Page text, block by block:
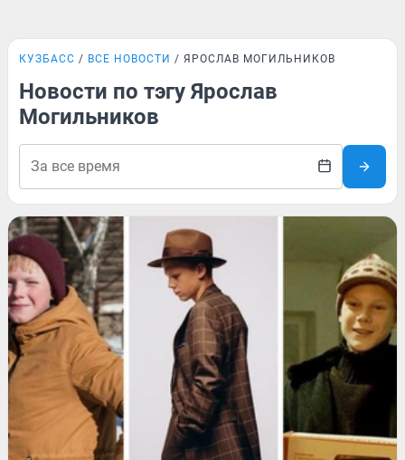
КУЗБАСС ВСЕ НОВОСТИ ЯРОСЛАВ МОГИЛЬНИКОВ
Новости по тэгу Ярослав
Могильников